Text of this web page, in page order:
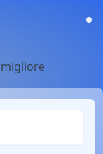
migliore